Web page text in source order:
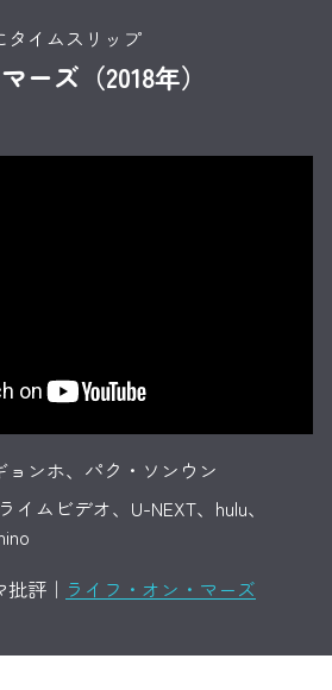
タイムスリップ
ーズ（2018年）
ョンホ、パク・ソンウン
イムビデオ、U-NEXT、hulu、
評｜ ライフ・オン・マーズ